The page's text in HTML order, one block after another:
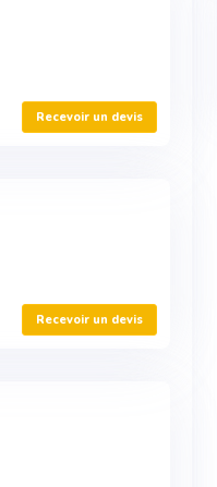
Recevoir un devis
Recevoir un devis